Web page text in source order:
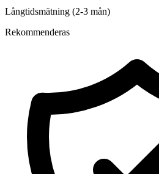
Långtidsmätning (2-3 mån)
Rekommenderas